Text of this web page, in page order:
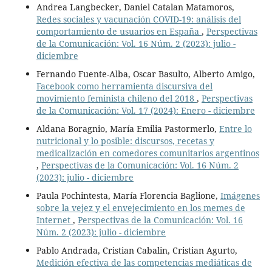
Andrea Langbecker, Daniel Catalan Matamoros,
Redes sociales y vacunación COVID-19: análisis del
comportamiento de usuarios en España , Perspectivas
de la Comunicación: Vol. 16 Núm. 2 (2023): julio -
diciembre
Fernando Fuente-Alba, Oscar Basulto, Alberto Amigo,
Facebook como herramienta discursiva del
movimiento feminista chileno del 2018 , Perspectivas
de la Comunicación: Vol. 17 (2024): Enero - diciembre
Aldana Boragnio, María Emilia Pastormerlo, Entre lo
nutricional y lo posible: discursos, recetas y
medicalización en comedores comunitarios argentinos
, Perspectivas de la Comunicación: Vol. 16 Núm. 2
(2023): julio - diciembre
Paula Pochintesta, María Florencia Baglione, Imágenes
sobre la vejez y el envejecimiento en los memes de
Internet , Perspectivas de la Comunicación: Vol. 16
Núm. 2 (2023): julio - diciembre
Pablo Andrada, Cristian Cabalin, Cristian Agurto,
Medición efectiva de las competencias mediáticas de